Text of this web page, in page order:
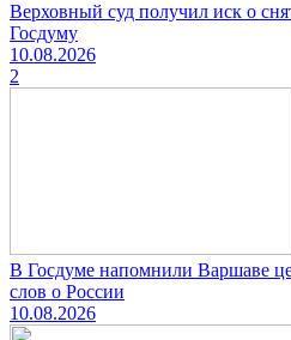
Верховный суд получил иск о
Госдуму
10.08.2026
2
В Госдуме напомнили Варшаве
слов о России
10.08.2026